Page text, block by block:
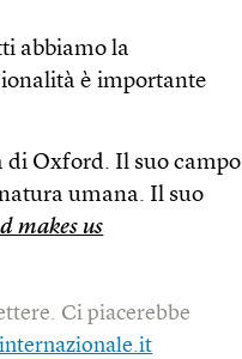
abbiamo la
è importante
di Oxford. Il suo campo
umana. Il suo
makes us
Ci piacerebbe